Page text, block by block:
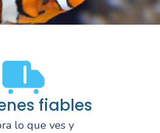
fiables
lo que ves y